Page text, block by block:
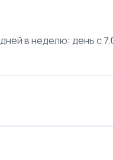
в неделю: день с